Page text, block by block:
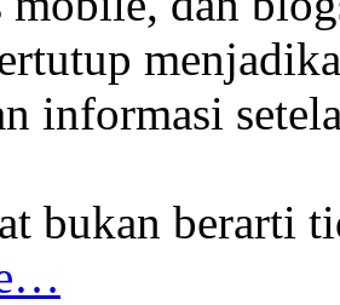
informasi
bukan berarti